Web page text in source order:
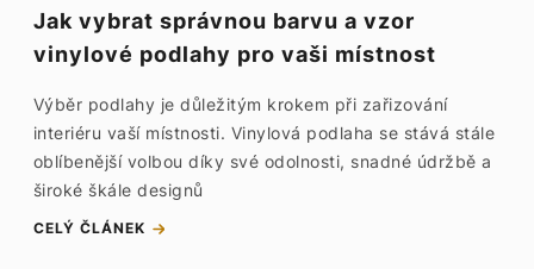
Jak vybrat správnou barvu a vzor
vinylové podlahy pro vaši místnost
Výběr podlahy je důležitým krokem při zařizování
interiéru vaší místnosti. Vinylová podlaha se stává stále
oblíbenější volbou díky své odolnosti, snadné údržbě a
široké škále designů
CELÝ ČLÁNEK